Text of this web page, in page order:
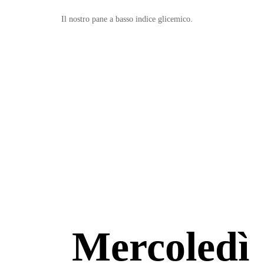
Il nostro pane a basso indice glicemico.
Mercoledì